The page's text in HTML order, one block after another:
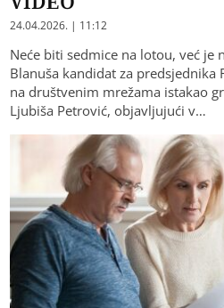
24.04.2026. | 11:12
Neće biti sedmice na lotou, već je
Blanuša kandidat za predsjednika
na društvenim mrežama istakao
Ljubiša Petrović, objavljujući v…